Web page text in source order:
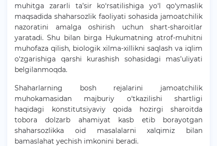
muhitga zararli ta’sir ko‘rsatilishiga yo‘l qo‘ymaslik
maqsadida shaharsozlik faoliyati sohasida jamoatchilik
nazoratini amalga oshirish uchun shart-sharoitlar
yaratadi. Shu bilan birga Hukumatning atrof-muhitni
muhofaza qilish, biologik xilma-xillikni saqlash va iqlim
o‘zgarishiga qarshi kurashish sohasidagi mas’uliyati
belgilanmoqda.
Shaharlarning bosh rejalarini jamoatchilik
muhokamasidan majburiy o‘tkazilishi shartligi
haqidagi konstitutsiyaviy qoida hozirgi sharoitda
tobora dolzarb ahamiyat kasb etib borayotgan
shaharsozlikka oid masalalarni xalqimiz bilan
bamaslahat yechish imkonini beradi.